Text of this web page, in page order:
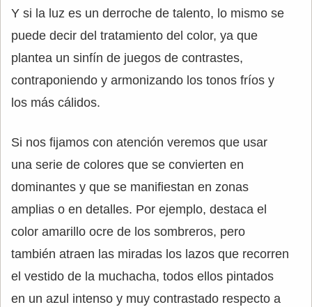
Y si la luz es un derroche de talento, lo mismo se
puede decir del tratamiento del color, ya que
plantea un sinfín de juegos de contrastes,
contraponiendo y armonizando los tonos fríos y
los más cálidos.
Si nos fijamos con atención veremos que usar
una serie de colores que se convierten en
dominantes y que se manifiestan en zonas
amplias o en detalles. Por ejemplo, destaca el
color amarillo ocre de los sombreros, pero
también atraen las miradas los lazos que recorren
el vestido de la muchacha, todos ellos pintados
en un azul intenso y muy contrastado respecto a